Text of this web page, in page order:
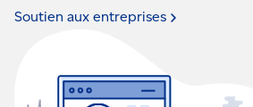
Soutien aux entreprises